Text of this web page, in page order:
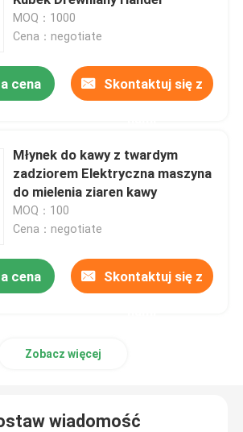
młynek do kawy
do kawy
do kawy
espresso
na zewnątrz
do kawy
MOQ：1000
Cena：negotiate
cena Skontaktuj się z
Młynek do kawy z twardym
zadziorem Elektryczna maszyna
do mielenia ziaren kawy
MOQ：100
Cena：negotiate
cena Skontaktuj się z
Zobacz więcej
wiadomość